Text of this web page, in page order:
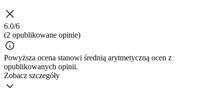
6.0/6
(2 opublikowane opinie)
Powyższa ocena stanowi średnią arytmetyczną ocen z
opublikowanych opinii.
Zobacz szczegóły